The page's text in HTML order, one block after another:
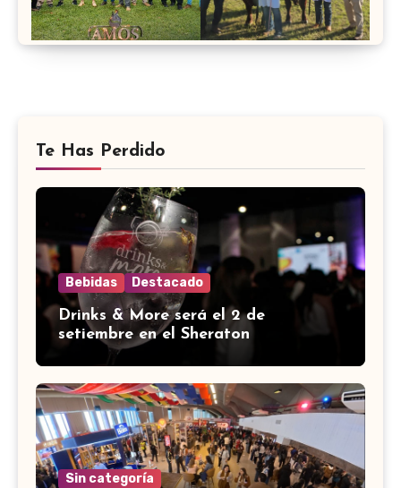
Te Has Perdido
Bebidas Destacado
Drinks & More será el 2 de
setiembre en el Sheraton
Sin categoría